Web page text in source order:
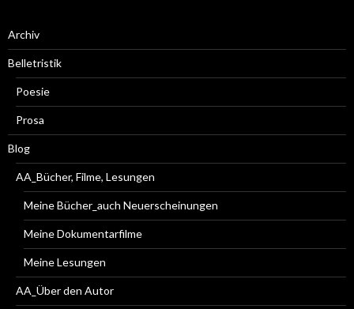
Archiv
Belletristik
Poesie
Prosa
Blog
AA_Bücher, Filme, Lesungen
Meine Bücher_auch Neuerscheinungen
Meine Dokumentarfilme
Meine Lesungen
AA_Über den Autor